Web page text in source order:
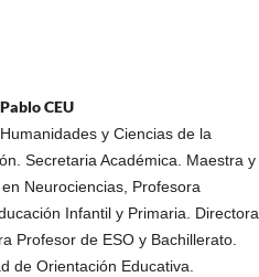
CEU
y Ciencias de la
Secretaria Académica. Maestra y
Neurociencias, Profesora
Infantil y Primaria. Directora
Profesor de ESO y Bachillerato.
de Orientación Educativa.